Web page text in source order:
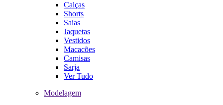
Calças
Shorts
Saias
Jaquetas
Vestidos
Macacões
Camisas
Sarja
Ver Tudo
Modelagem